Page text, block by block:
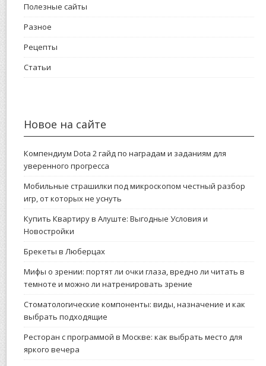
Полезные сайты
Разное
Рецепты
Статьи
Новое на сайте
Компендиум Dota 2 гайд по наградам и заданиям для
уверенного прогресса
Мобильные страшилки под микроскопом честный разбор
игр, от которых не уснуть
Купить Квартиру в Алуште: Выгодные Условия и
Новостройки
Брекеты в Люберцах
Мифы о зрении: портят ли очки глаза, вредно ли читать в
темноте и можно ли натренировать зрение
Стоматологические компоненты: виды, назначение и как
выбрать подходящие
Ресторан с программой в Москве: как выбрать место для
яркого вечера